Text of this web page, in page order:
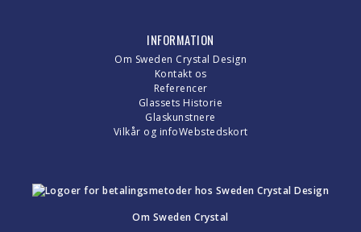
INFORMATION
Om Sweden Crystal Design
Kontakt os
Referencer
Glassets Historie
Glaskunstnere
Vilkår og infoWebstedskort
Om Sweden Crystal